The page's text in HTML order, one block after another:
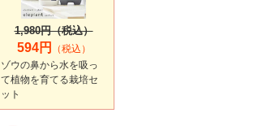
1,980円（税込）
594円
（税込）
ゾウの鼻から水を吸っ
て植物を育てる栽培セ
ット